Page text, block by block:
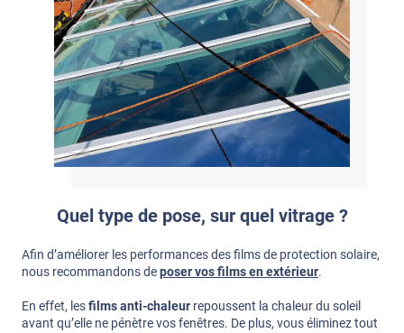
Quel type de pose, sur quel vitrage ?
Afin d’améliorer les performances des films de protection solaire,
nous recommandons deposer vos films en extérieur.
En effet, lesfilms anti-chaleur repoussent la chaleur du soleil
avant qu’elle ne pénètre vos fenêtres. De plus, vous éliminez tout